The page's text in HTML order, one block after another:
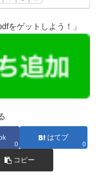
をゲットしよう！」
0
はてブ
0
コピー